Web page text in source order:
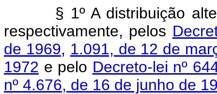
§ 1º A distribuição
respectivamente, pelos
de 1969, 1.091, de 12 de
1972 e pelo Decreto-lei nº
nº 4.676, de 16 de junho de